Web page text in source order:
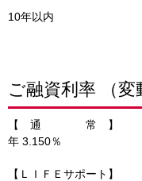
10年以内
ご融資利率 （変
【 通 常 】
年 3.150％
【ＬＩＦＥサポート】